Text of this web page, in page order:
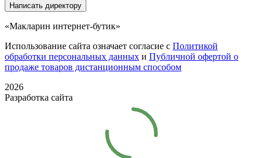
Написать директору
«Макларин интернет-бутик»
Использование сайта означает согласие с Политикой
обработки персональных данных и Публичной офертой о
продаже товаров дистанционным способом
2026
Разработка сайта